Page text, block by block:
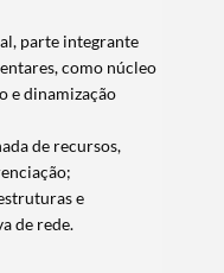
parte integrante
como núcleo
e dinamização
de recursos,
e
de rede.